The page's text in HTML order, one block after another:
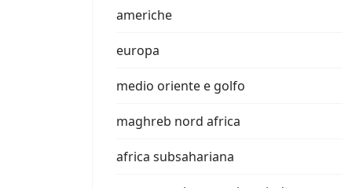
americhe
europa
medio oriente e golfo
maghreb nord africa
africa subsahariana